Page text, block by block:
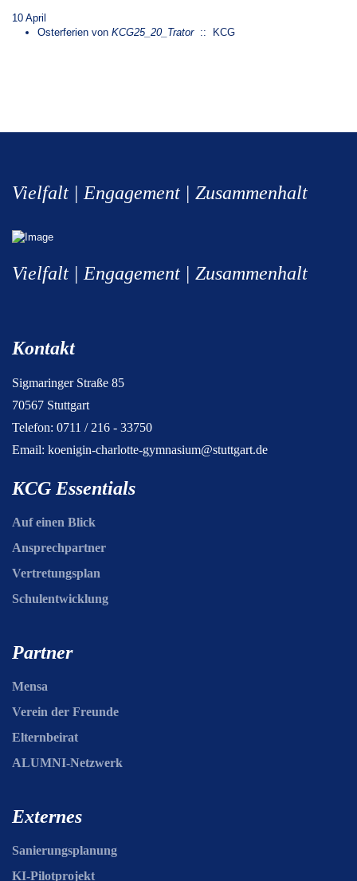
10 April
Osterferien von KCG25_20_Trator:: KCG
Vielfalt | Engagement | Zusammenhalt
Vielfalt | Engagement | Zusammenhalt
Kontakt
Sigmaringer Straße 85
70567 Stuttgart
Telefon: 0711 / 216 - 33750
Email: koenigin-charlotte-gymnasium@stuttgart.de
KCG Essentials
Auf einen Blick
Ansprechpartner
Vertretungsplan
Schulentwicklung
Partner
Mensa
Verein der Freunde
Elternbeirat
ALUMNI-Netzwerk
Externes
Sanierungsplanung
KI-Pilotprojekt